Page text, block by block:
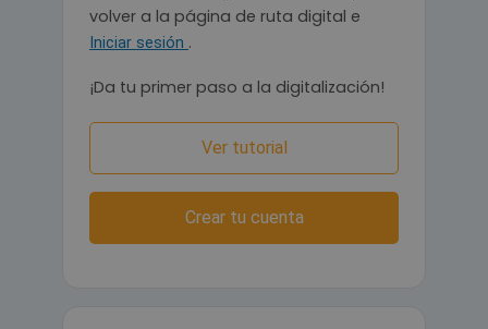
volver a la página de ruta digital e
Iniciar sesión .
¡Da tu primer paso a la digitalización!
Ver tutorial
Crear tu cuenta